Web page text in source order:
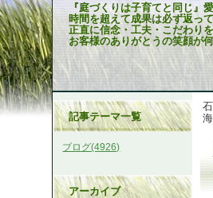
『庭づくりは子育てと同じ』
時間を超えて成果は必ず返っ
正直に信念・工夫・こだわり
お客様のありがとうの笑顔が
記事テーマ一覧
ブログ(4926)
アーカイブ